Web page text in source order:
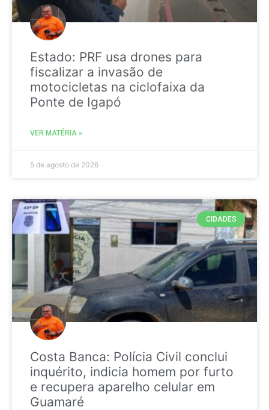
Estado: PRF usa drones para
fiscalizar a invasão de
motocicletas na ciclofaixa da
Ponte de Igapó
VER MATÉRIA »
5 de agosto de 2026
CIDADES
Costa Banca: Polícia Civil conclui
inquérito, indicia homem por furto
e recupera aparelho celular em
Guamaré